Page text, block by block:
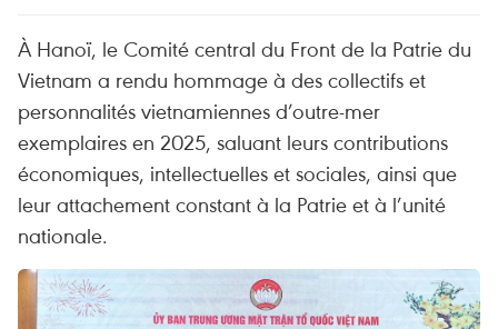
À Hanoï, le Comité central du Front de la Patrie du
Vietnam a rendu hommage à des collectifs et
personnalités vietnamiennes d’outre-mer
exemplaires en 2025, saluant leurs contributions
économiques, intellectuelles et sociales, ainsi que
leur attachement constant à la Patrie et à l’unité
nationale.